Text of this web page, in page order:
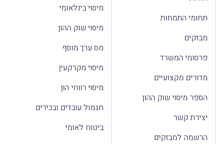
תחומי התמחות
מבזקים
פרסומי המשרד
מדורים מקצועיים
הספר מיסוי שוק ההון
יצירת קשר
הרשמה למבזקים
מיסוי בינלאומי
מיסוי שוק ההון
מס ערך מוסף
מיסוי מקרקעין
מיסוי רווחי הון
תגמול עובדים ובכירים
ביטוח לאומי